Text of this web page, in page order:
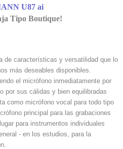
U87 ai
Tipo Boutique!
de características y versatilidad que lo
más deseables disponibles.
el micrófono inmediatamente por
por sus cálidas y bien equilibradas
como micrófono vocal para todo tipo
principal para las grabaciones
para instrumentos individuales
- en los estudios, para la